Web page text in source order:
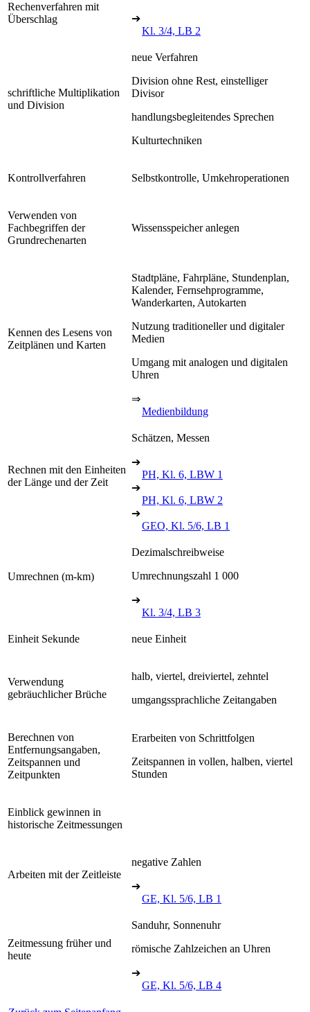
Rechenverfahren mit
Überschlag
➔
Kl. 3/4, LB 2
schriftliche Multiplikation
und Division
neue Verfahren
Division ohne Rest, einstelliger
Divisor
handlungsbegleitendes Sprechen
Kulturtechniken
Kontrollverfahren Selbstkontrolle, Umkehroperationen
Verwenden von
Fachbegriffen der
Grundrechenarten
Wissensspeicher anlegen
Kennen des Lesens von
Zeitplänen und Karten
Stadtpläne, Fahrpläne, Stundenplan,
Kalender, Fernsehprogramme,
Wanderkarten, Autokarten
Nutzung traditioneller und digitaler
Medien
Umgang mit analogen und digitalen
Uhren
⇒
Medienbildung
Rechnen mit den Einheiten
der Länge und der Zeit
Schätzen, Messen
➔
PH, Kl. 6, LBW 1
➔
PH, Kl. 6, LBW 2
➔
GEO, Kl. 5/6, LB 1
Umrechnen (m-km)
Dezimalschreibweise
Umrechnungszahl 1 000
➔
Kl. 3/4, LB 3
Einheit Sekunde neue Einheit
Verwendung
gebräuchlicher Brüche
halb, viertel, dreiviertel, zehntel
umgangssprachliche Zeitangaben
Berechnen von
Entfernungsangaben,
Zeitspannen und
Zeitpunkten
Erarbeiten von Schrittfolgen
Zeitspannen in vollen, halben, viertel
Stunden
Einblick gewinnen in
historische Zeitmessungen
Arbeiten mit der Zeitleiste
negative Zahlen
➔
GE, Kl. 5/6, LB 1
Zeitmessung früher und
heute
Sanduhr, Sonnenuhr
römische Zahlzeichen an Uhren
➔
GE, Kl. 5/6, LB 4